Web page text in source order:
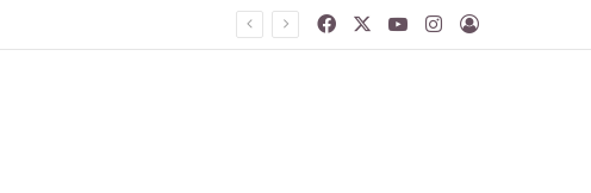
u bikiniju Facebook YouTubeInstagram